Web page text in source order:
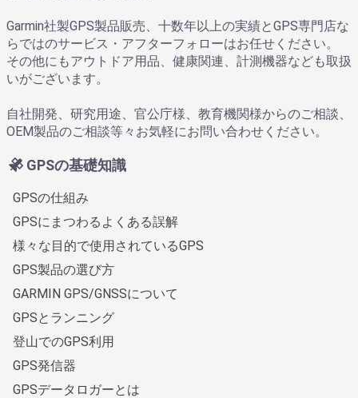
Garmin社製GPS製品販売、十数年以上の実績とGPS専門店な
らではのサービス・アフターフォローはお任せください。
その他にもアウトドア用品、健康関連、計測機器なども取扱
いがございます。
自社開発、研究用途、官公庁様、教育機関様からのご相談、
OEM製品のご相談等々お気軽にお問い合わせください。
GPSの基礎知識
GPSの仕組み
GPSにまつわるよくある誤解
様々な目的で使用されているGPS
GPS製品の選び方
GARMIN GPS/GNSSについて
GPSとランニング
登山でのGPS利用
GPS発信器
GPSデータロガーとは